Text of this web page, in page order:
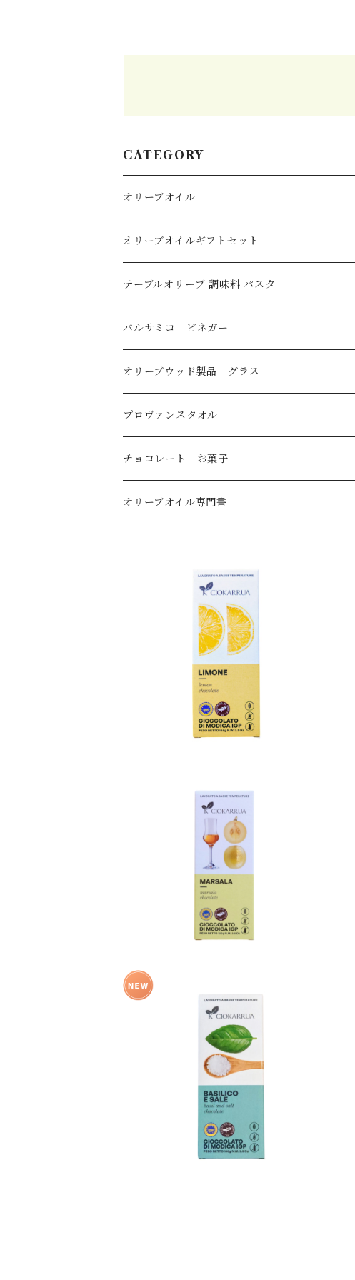
CATEGORY
オリーブオイル
オリーブオイル
イタリア産
スペイン産
オリーブオイル・ミディアム
フレーバーオリーブオイル
オリーブオイルギフトセット
テーブルオリーブ 調味料 パスタ
バルサミコ ビネガー
オリーブウッド製品 グラス
プロヴァンスタオル
刺繍ラウンドタオル
刺繍キッチンタオル
チョコレート お菓子
オリーブオイル専門書
モディカチョコレートI.G.P. リモー
ネ ディ シチリア
¥1,188
モディカチョコレートI.G.P. MARS
ALA マルサラ
¥1,188
モディカチョコレートI.G.P. バジル
&シチリア塩
¥1,188
SOLD OUT